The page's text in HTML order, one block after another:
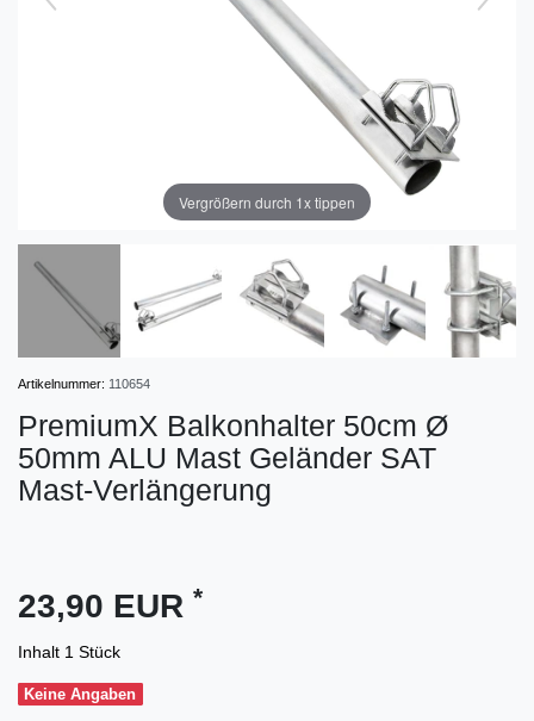
Vergrößern durch 1x tippen
Artikelnummer: 110654
PremiumX Balkonhalter 50cm Ø
50mm ALU Mast Geländer SAT
Mast-Verlängerung
23,90 EUR *
Inhalt 1 Stück
Keine Angaben